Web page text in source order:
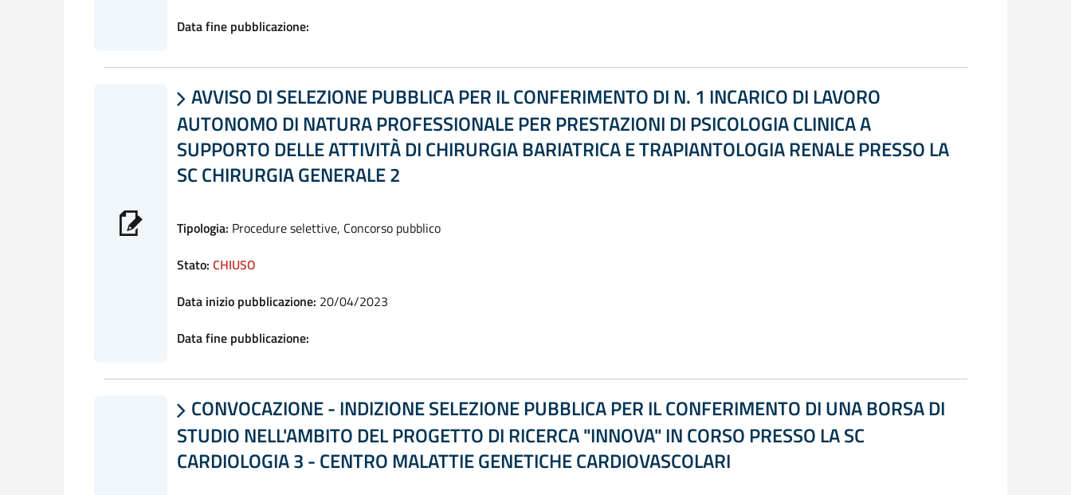
Data fine pubblicazione:
 AVVISO DI SELEZIONE PUBBLICA PER IL CONFERIMENTO DI N. 1 INCARICO DI LAVORO
AUTONOMO DI NATURA PROFESSIONALE PER PRESTAZIONI DI PSICOLOGIA CLINICA A
SUPPORTO DELLE ATTIVITÀ DI CHIRURGIA BARIATRICA E TRAPIANTOLOGIA RENALE PRESSO LA
SC CHIRURGIA GENERALE 2
Tipologia: Procedure selettive, Concorso pubblico
Stato: CHIUSO
Data inizio pubblicazione: 20/04/2023
Data fine pubblicazione:
 CONVOCAZIONE - INDIZIONE SELEZIONE PUBBLICA PER IL CONFERIMENTO DI UNA BORSA DI
STUDIO NELL'AMBITO DEL PROGETTO DI RICERCA "INNOVA" IN CORSO PRESSO LA SC
CARDIOLOGIA 3 - CENTRO MALATTIE GENETICHE CARDIOVASCOLARI